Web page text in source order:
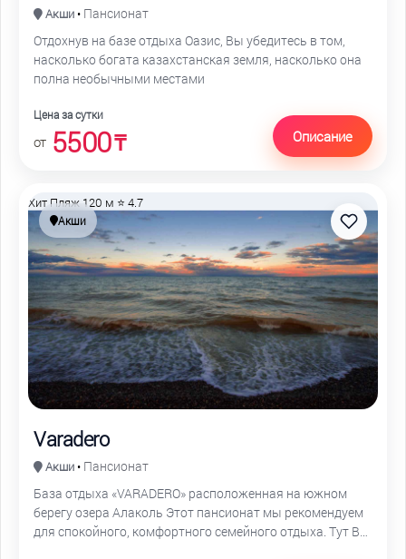
Акши • Пансионат
Отдохнув на базе отдыха Оазис, Вы убедитесь в том,
насколько богата казахстанская земля, насколько она
полна необычными местами
Цена за сутки
от 5500₸ Описание
Хит Пляж 120 м ⭐ 4.7
Акши
Varadero
Акши • Пансионат
База отдыха «VARADERO» расположенная на южном
берегу озера Алаколь Этот пансионат мы рекомендуем
для спокойного, комфортного семейного отдыха. Тут Вы